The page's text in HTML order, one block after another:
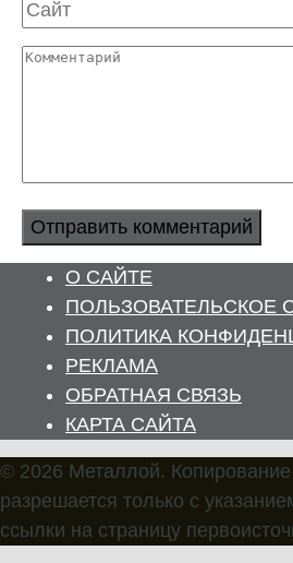
Сайт
Комментарий
О САЙТЕ
ПОЛЬЗОВАТЕЛЬСКОЕ
ПОЛИТИКА
РЕКЛАМА
ОБРАТНАЯ СВЯЗЬ
КАРТА САЙТА
© 2026 Металлой.
разрешается только с
ссылки на страницу